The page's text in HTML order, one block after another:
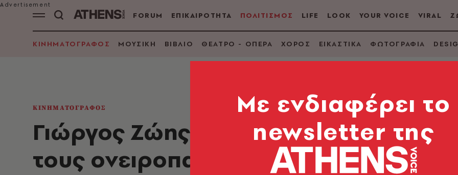
FORUM ΕΠΙΚΑΙΡΟΤΗΤΑ ΠΟΛΙΤΙΣΜΟΣ LIFE LOOK YOUR VOICE VIRAL
ΚΙΝΗΜΑΤΟΓΡΑΦΟΣ ΜΟΥΣΙΚΗ ΒΙΒΛΙΟ ΘΕΑΤΡΟ - ΟΠΕΡΑ ΧΟΡΟΣ ΕΙΚΑΣΤΙΚΑ ΦΩΤΟΓΡΑΦΙΑ
ΚΙΝΗΜΑΤΟΓΡΑΦΟΣ
Γιώργος Ζώης: «Πάντα θα είμαι με
τους ονειροπαρμένους τρελούς της
Mε ενδιαφέρει το
newsletter της